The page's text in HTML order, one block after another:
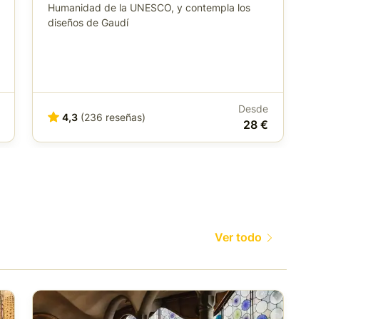
Humanidad de la UNESCO, y contempla los
diseños de Gaudí
4,3 (236 reseñas)
Desde
28 €
Ver todo